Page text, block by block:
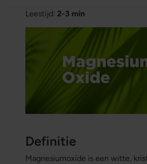
Leestijd: 2-3 min
Definitie
Magnesiumoxide is een witte,